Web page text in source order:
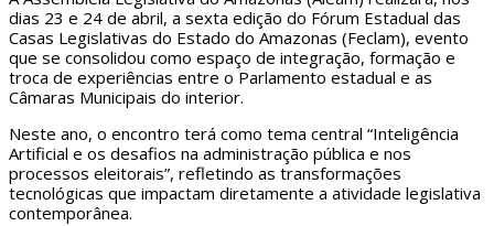
dias 23 e 24 de abril, a sexta edição do Fórum Estadual das
Casas Legislativas do Estado do Amazonas (Feclam), evento
que se consolidou como espaço de integração, formação e
troca de experiências entre o Parlamento estadual e as
Câmaras Municipais do interior.
Neste ano, o encontro terá como tema central “Inteligência
Artificial e os desafios na administração pública e nos
processos eleitorais”, refletindo as transformações
tecnológicas que impactam diretamente a atividade legislativa
contemporânea.